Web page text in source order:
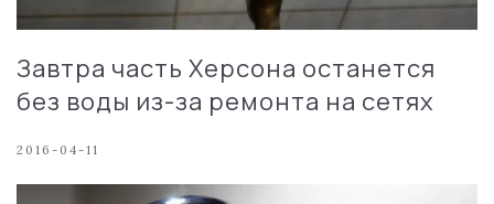
Завтра часть Херсона останется
без воды из-за ремонта на сетях
2016-04-11